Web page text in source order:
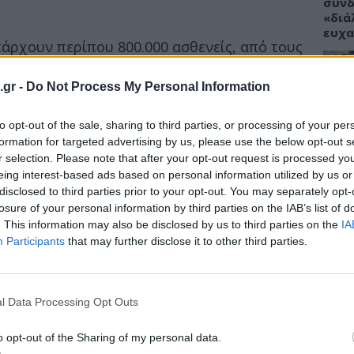
- Do Not Process My Personal Information
opt-out of the sale, sharing to third parties, or processing of your
for targeted advertising by us, please use the below opt-out
selection. Please note that after your opt-out request is processed
interest-based ads based on personal information utilized by us
to third parties prior to your opt-out. You may separately
of your personal information by third parties on the IAB’s list of
This information may also be disclosed by us to third parties on the
Participants that may further disclose it to other third parties.
Data Processing Opt Outs
opt-out of the Sharing of my personal data.
περίπου 800.000 ασθενείς, από τους
ενώ τα υψηλότερα ποσοστά
Ελλάδα και τα χαμηλότερα στην βόρεια
ότι οι ασθενείς με σοβαρό άσθμα
Τύπου ο Μιχάλης Τουμπής, Πρόεδρος
της ευρύτερης κοινωνίας για το
νοσήματα, αποτελεί
Εταιρεία. Γι' αυτό στηρίζει
και ευαισθητοποίησης, με στόχο
πνευμονολόγο που θα συμβάλει στη
Ε.Π.Ε., Καθηγητής Πνευμονολογίας –
«στόχος της Ε.Π.Ε. είναι μέσα από
Το